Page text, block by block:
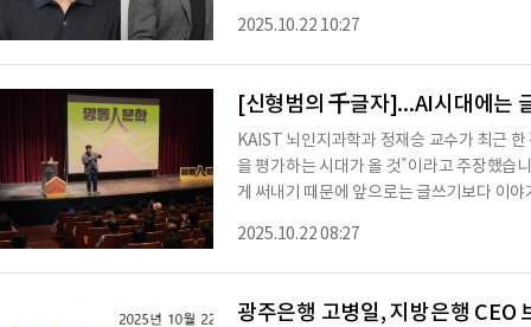
(물리적 성질)을 실시간 예측하는 기술이다
성되어 최대 100%의 빛 변환 효율(여기자
폭)를 구현할 수 있어 차세대 발광 소재로
도가
2025.10.22 10:27
[신형범의 千글자]...AI시대에는
KAIST 뇌인지과학과 정재승 교수가 최근
을 평가하는 시대가 올 것”이라고 주장했습
게 써내기 때문에 앞으로는 글쓰기보다 이
의 커뮤니케이션 방식과 내용, 환경이 바뀌
글쓰기와 문서 생성을 가능하게 했습니다.
은 인간 못지 않게 잘 처리하기 때문에 단순
2025.10.22 08:27
광주은행 고병일, 지방은행 CEO